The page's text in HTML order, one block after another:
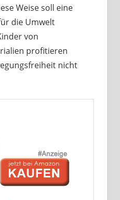
Weise soll eine
die Umwelt
von
profitieren
nicht